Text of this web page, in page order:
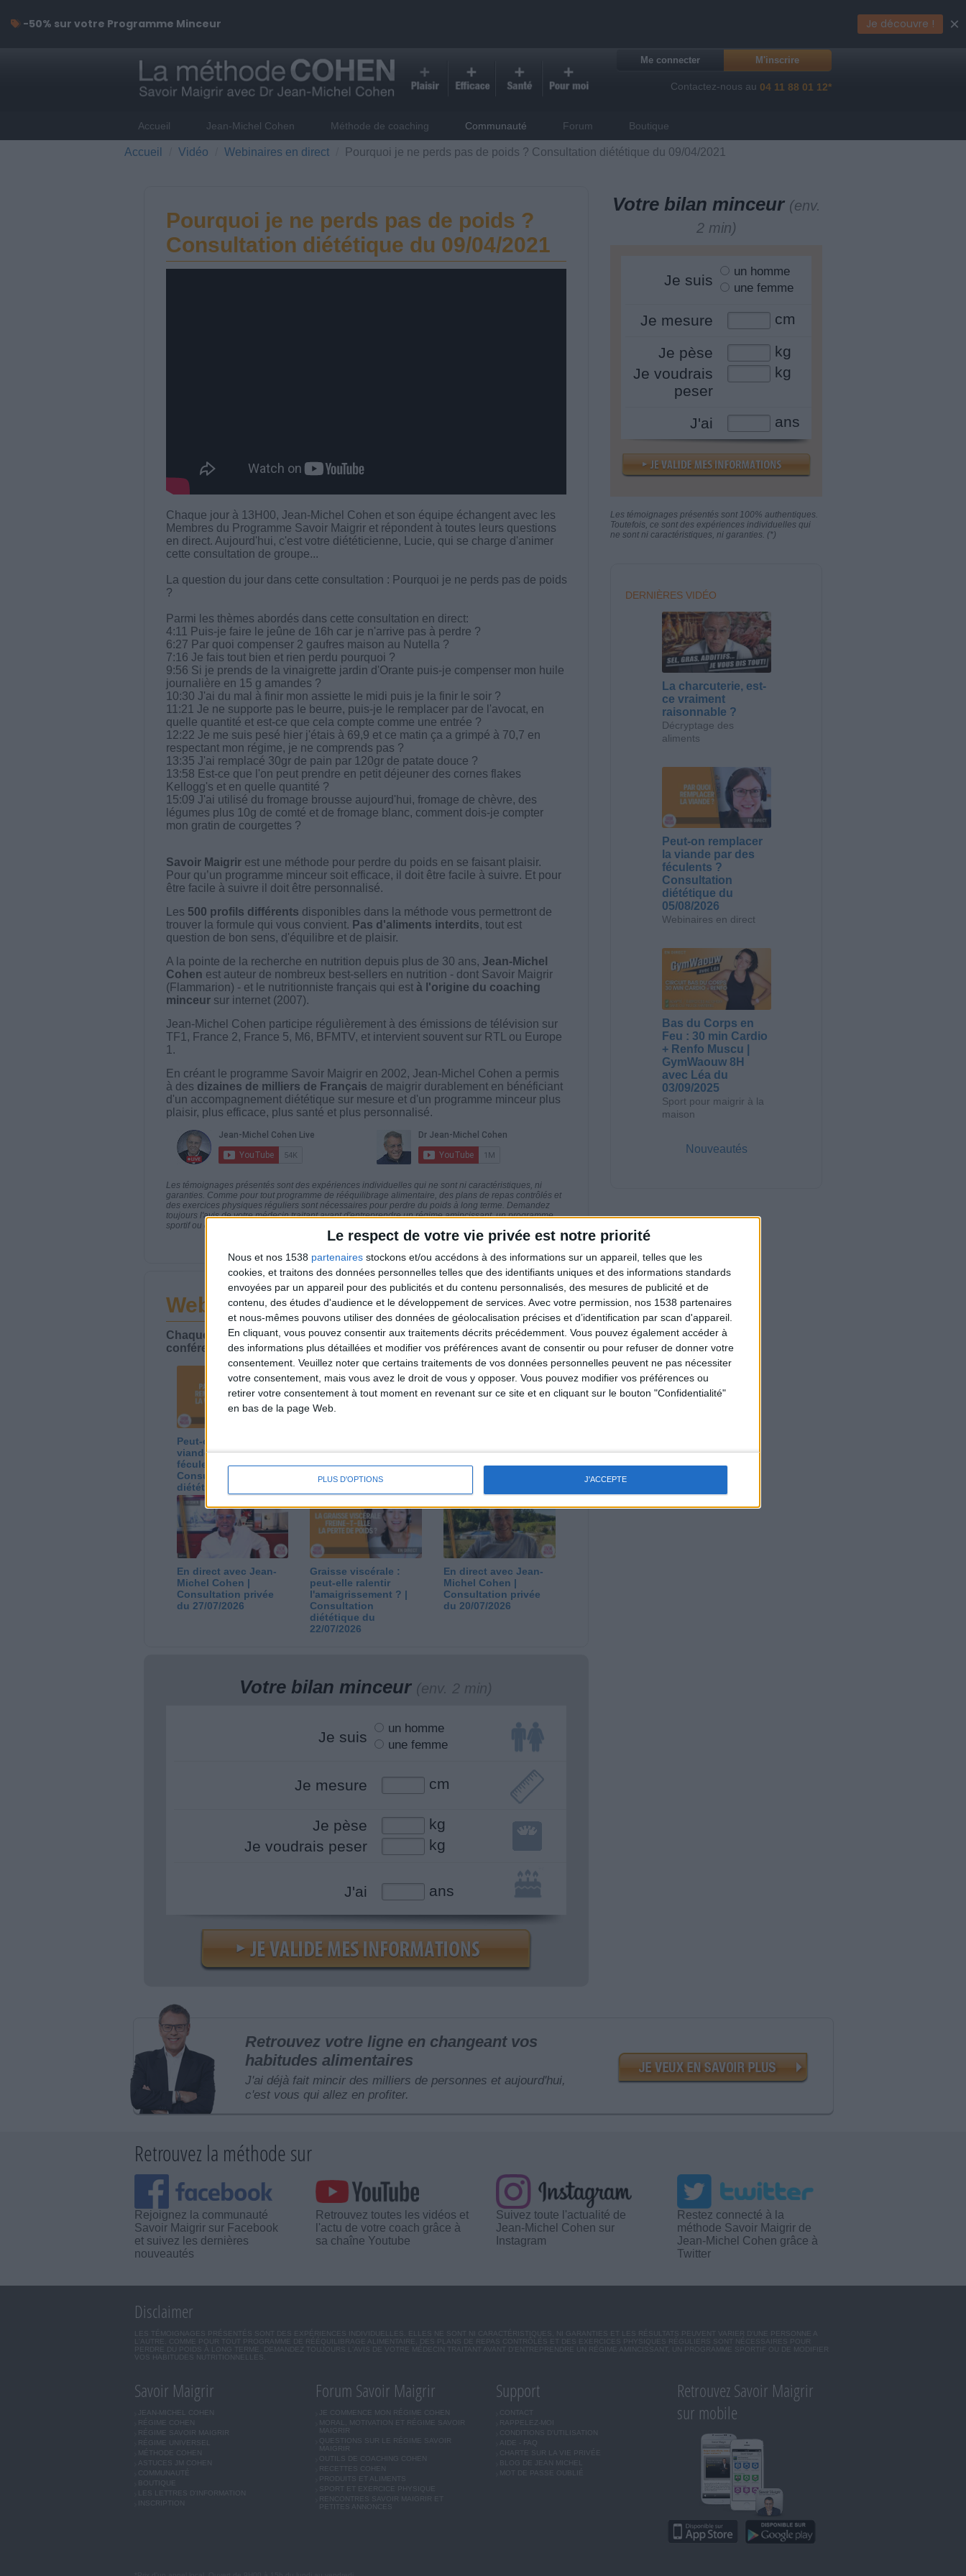
Le respect de votre vie privée est notre priorité
Nous et nos 1538 partenaires stockons et/ou accédons à des informations sur un appareil, telles que les
cookies, et traitons des données personnelles telles que des identifiants uniques et des informations standards
envoyées par un appareil pour des publicités et du contenu personnalisés, des mesures de publicité et de
contenu, des études d'audience et le développement de services. Avec votre permission, nos 1538 partenaires
et nous-mêmes pouvons utiliser des données de géolocalisation précises et d’identification par scan d'appareil.
En cliquant, vous pouvez consentir aux traitements décrits précédemment. Vous pouvez également accéder à
des informations plus détaillées et modifier vos préférences avant de consentir ou pour refuser de donner votre
consentement. Veuillez noter que certains traitements de vos données personnelles peuvent ne pas nécessiter
votre consentement, mais vous avez le droit de vous y opposer. Vous pouvez modifier vos préférences ou
retirer votre consentement à tout moment en revenant sur ce site et en cliquant sur le bouton "Confidentialité"
en bas de la page Web.
PLUS D'OPTIONS J'ACCEPTE
Me connecter M'inscrire
Contactez-nous au 04 11 88 01 12*
Accueil Jean-Michel Cohen Méthode de coaching Communauté Forum Boutique
Accueil Vidéo Webinaires en direct Pourquoi je ne perds pas de poids ? Consultation diététique du 09/04/2021
Pourquoi je ne perds pas de poids ?
Consultation diététique du 09/04/2021
Chaque jour à 13H00, Jean-Michel Cohen et son équipe échangent avec les
Membres du Programme Savoir Maigrir et répondent à toutes leurs questions
en direct. Aujourd'hui, c'est votre diététicienne, Lucie, qui se charge d'animer
cette consultation de groupe...
La question du jour dans cette consultation : Pourquoi je ne perds pas de poids
?
Parmi les thèmes abordés dans cette consultation en direct:
4:11 Puis-je faire le jeûne de 16h car je n'arrive pas à perdre ?
6:27 Par quoi compenser 2 gaufres maison au Nutella ?
7:16 Je fais tout bien et rien perdu pourquoi ?
9:56 Si je prends de la vinaigrette jardin d'Orante puis-je compenser mon huile
journalière en 15 g amandes ?
10:30 J'ai du mal à finir mon assiette le midi puis je la finir le soir ?
11:21 Je ne supporte pas le beurre, puis-je le remplacer par de l'avocat, en
quelle quantité et est-ce que cela compte comme une entrée ?
12:22 Je me suis pesé hier j'étais à 69,9 et ce matin ça a grimpé à 70,7 en
respectant mon régime, je ne comprends pas ?
13:35 J'ai remplacé 30gr de pain par 120gr de patate douce ?
13:58 Est-ce que l'on peut prendre en petit déjeuner des cornes flakes
Kellogg's et en quelle quantité ?
15:09 J'ai utilisé du fromage brousse aujourd'hui, fromage de chèvre, des
légumes plus 10g de comté et de fromage blanc, comment dois-je compter
mon gratin de courgettes ?
Savoir Maigrirest une méthode pour perdre du poids en se faisant plaisir.
Pour qu’un programme minceur soit efficace, il doit être facile à suivre. Et pour
être facile à suivre il doit être personnalisé.
Les 500 profils différents disponibles dans la méthode vous permettront de
trouver la formule qui vous convient. Pas d'aliments interdits, tout est
question de bon sens, d'équilibre et de plaisir.
A la pointe de la recherche en nutrition depuis plus de 30 ans, Jean-Michel
Cohen est auteur de nombreux best-sellers en nutrition - dont Savoir Maigrir
(Flammarion) - et le nutritionniste français qui est à l'origine du coaching
minceursur internet (2007).
Jean-Michel Cohen participe régulièrement à des émissions de télévision sur
TF1, France 2, France 5, M6, BFMTV, et intervient souvent sur RTL ou Europe
1.
En créant le programme Savoir Maigrir en 2002, Jean-Michel Cohen a permis
à des dizaines de milliers de Français de maigrir durablement en bénéficiant
d'un accompagnement diététique sur mesure et d'un programme minceur plus
plaisir, plus efficace, plus santé et plus personnalisé.
Les témoignages présentés sont des expériences individuelles qui ne sont ni caractéristiques, ni
garanties. Comme pour tout programme de rééquilibrage alimentaire, des plans de repas contrôlés et
des exercices physiques réguliers sont nécessaires pour perdre du poids à long terme. Demandez
toujours l'avis de votre médecin traitant avant d'entreprendre un régime amincissant, un programme
sportif ou de modifier vos habitudes nutritionnelles.
Webinaires en direct Voir tout
Chaque semaine, posez vos questions en live en participant à des vidéo-
conférences avec Jean-Michel et les diététiciennes du programme.
Peut-on remplacer la
viande par des
féculents ?
Consultation
diététique du
05/08/2026
calories est-il trop
copieux ?
Consultation
03/08/2026
dernier kilo avant la
stabilisation ? |
29/07/2026
En direct avec Jean-
Michel Cohen |
Consultation privée
du 27/07/2026
Graisse viscérale :
peut-elle ralentir
l'amaigrissement ? |
Consultation
diététique du
22/07/2026
En direct avec Jean-
Michel Cohen |
Consultation privée
du 20/07/2026
Votre bilan minceur (env. 2 min)
Je suis
un homme
une femme
Je mesure cm
Je pèse
kg
Je voudrais peser
kg
J'ai ans
Votre bilan minceur (env.
2 min)
Je suis
un homme
une femme
Je mesure cm
Je pèse
kg
Je voudrais
peser
kg
J'ai ans
Les témoignages présentés sont 100% authentiques.
Toutefois, ce sont des expériences individuelles qui
ne sont ni caractéristiques, ni garanties. (*)
DERNIÈRES VIDÉO
La charcuterie, est-
ce vraiment
raisonnable ?
Décryptage des
aliments
Peut-on remplacer
la viande par des
féculents ?
Consultation
diététique du
05/08/2026
Webinaires en direct
Bas du Corps en
Feu : 30 min Cardio
+ Renfo Muscu |
GymWaouw 8H
avec Léa du
03/09/2025
Sport pour maigrir à la
maison
Nouveautés
Retrouvez votre ligne en changeant vos
habitudes alimentaires
J'ai déjà fait mincir des milliers de personnes et aujourd'hui,
c'est vous qui allez en profiter.
Retrouvez la méthode sur
Rejoignez la communauté
Savoir Maigrir sur Facebook
et suivez les dernières
nouveautés
Retrouvez toutes les vidéos et
l'actu de votre coach grâce à
sa chaîne Youtube
Suivez toute l'actualité de
Jean-Michel Cohen sur
Instagram
Restez connecté à la
méthode Savoir Maigrir de
Jean-Michel Cohen grâce à
Twitter
Disclaimer
LES TÉMOIGNAGES PRÉSENTÉS SONT DES EXPÉRIENCES INDIVIDUELLES. ELLES NE SONT NI CARACTÉRISTIQUES, NI GARANTIES ET LES RÉSULTATS PEUVENT VARIER D'UNE PERSONNE A
L'AUTRE. COMME POUR TOUT PROGRAMME DE RÉÉQUILIBRAGE ALIMENTAIRE, DES PLANS DE REPAS CONTRÔLÉS ET DES EXERCICES PHYSIQUES RÉGULIERS SONT NÉCESSAIRES POUR
PERDRE DU POIDS À LONG TERME. DEMANDEZ TOUJOURS L'AVIS DE VOTRE MÉDECIN TRAITANT AVANT D'ENTREPRENDRE UN RÉGIME AMINCISSANT, UN PROGRAMME SPORTIF OU DE MODIFIER
VOS HABITUDES NUTRITIONNELLES.
Savoir Maigrir
JEAN-MICHEL COHEN
RÉGIME COHEN
RÉGIME SAVOIR MAIGRIR
RÉGIME UNIVERSEL
ASTUCES JM COHEN
COMMUNAUTÉ
LES LETTRES D'INFORMATION
INSCRIPTION
Forum Savoir Maigrir
JE COMMENCE MON RÉGIME COHEN
MORAL, MOTIVATION ET RÉGIME SAVOIR
MAIGRIR
QUESTIONS SUR LE RÉGIME SAVOIR
MAIGRIR
OUTILS DE COACHING COHEN
RECETTES COHEN
PRODUITS ET ALIMENTS
SPORT ET EXERCICE PHYSIQUE
RENCONTRES SAVOIR MAIGRIR ET
PETITES ANNONCES
Support
CONTACT
RAPPELEZ-MOI
CONDITIONS D'UTILISATION
AIDE - FAQ
CHARTE SUR LA VIE PRIVÉE
BLOG DE JEAN MICHEL
MOT DE PASSE OUBLIÉ
Retrouvez Savoir Maigrir
sur mobile
-50% sur votre Programme Minceur Je découvre ! ×